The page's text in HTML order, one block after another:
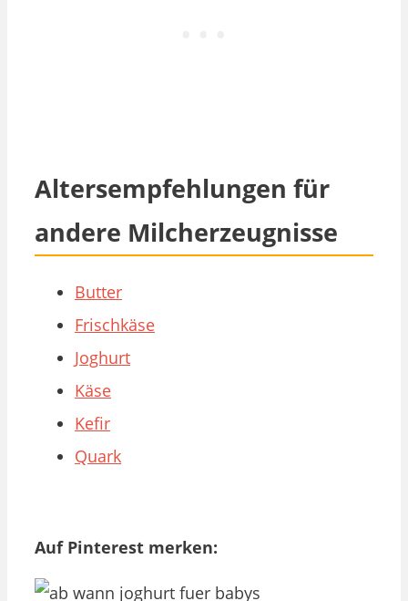
Altersempfehlungen für
andere Milcherzeugnisse
Butter
Frischkäse
Joghurt
Käse
Kefir
Quark
Auf Pinterest merken: